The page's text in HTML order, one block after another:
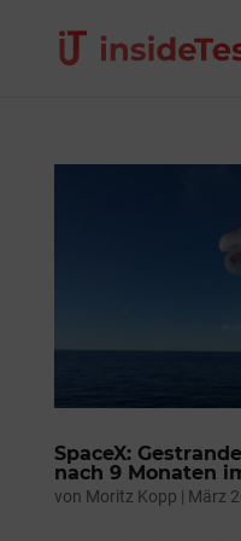
SpaceX:
nach 9 Monaten
von Moritz Kopp | März